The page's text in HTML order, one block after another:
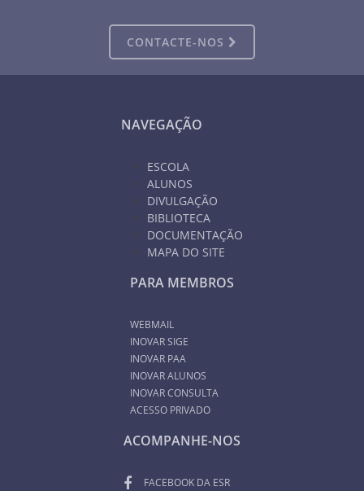
CONTACTE-NOS
NAVEGAÇÃO
ESCOLA
ALUNOS
DIVULGAÇÃO
BIBLIOTECA
DOCUMENTAÇÃO
MAPA DO SITE
PARA MEMBROS
WEBMAIL
INOVAR SIGE
INOVAR PAA
INOVAR ALUNOS
INOVAR CONSULTA
ACESSO PRIVADO
ACOMPANHE-NOS
FACEBOOK DA ESR